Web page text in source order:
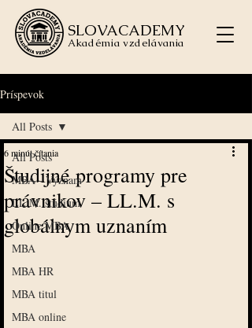
SLOVACADEMY
Akadémia vzdelávania
Príspevok
All Posts
MBA - Význam
LL.M. štúdium
Online MBA
MBA
MBA HR
MBA titul
MBA online
All Posts
Študijné programy pre
právnikov – LL.M. s
globálnym uznaním
6 minút čítania